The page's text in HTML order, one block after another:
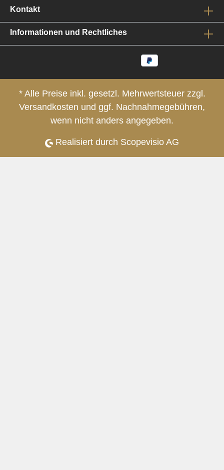
Mehr
Kontakt
Informationen und Rechtliches
* Alle Preise inkl. gesetzl. Mehrwertsteuer zzgl.
Versandkosten und ggf. Nachnahmegebühren,
wenn nicht anders angegeben.
Realisiert durch Scopevisio AG